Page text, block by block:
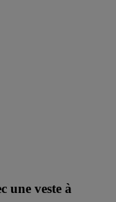
une veste à